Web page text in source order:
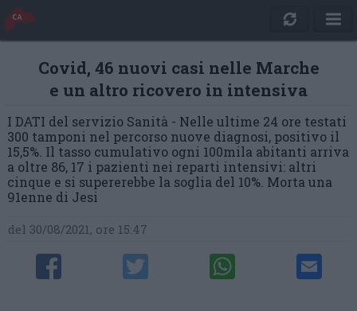
Covid, 46 nuovi casi nelle Marche
e un altro ricovero in intensiva
I DATI del servizio Sanità - Nelle ultime 24 ore testati
300 tamponi nel percorso nuove diagnosi, positivo il
15,5%. Il tasso cumulativo ogni 100mila abitanti arriva
a oltre 86, 17 i pazienti nei reparti intensivi: altri
cinque e si supererebbe la soglia del 10%. Morta una
91enne di Jesi
del 30/08/2021, ore 15:47